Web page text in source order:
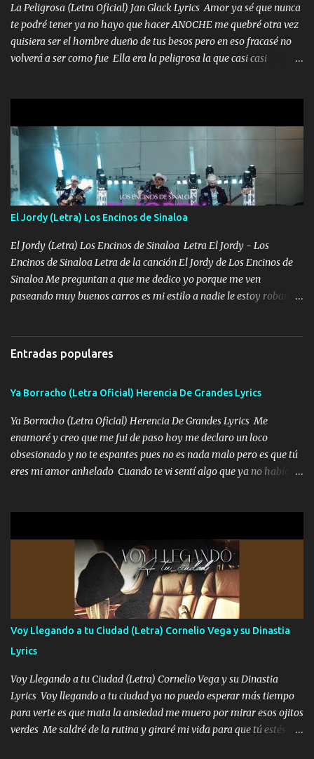
La Peligrosa (Letra Oficial) Jan Glack Lyrics Amor ya sé que nunca
te podré tener ya no hayo que hacer ANOCHE me quebré otra vez
quisiera ser el hombre dueño de tus besos pero en eso fracasé no
volverá a ser como fue Ella era la peligrosa la que casi casi
Música Amar me duele estoy rodeado de mujeres pero solo
quieren billetes y yo que solo ocupo verte Recuerdo echábamos
pasión en la troca tus labios besándome yo quitándote la ropa no
quiero que sea nunca con otra yo quiero llevarte a la Luna y si
quieres en ese momento te pido que seas mi esposa Chingada
madre no quiero dejar de tenerte no ayuda la p'uta loquera y al
chile quisiera ser menos de ti dependiente la pinche tristeza me
encierra princesa tu sabes que nunca saldras de mi mente Ella era
la peligro...
El Jordy (Letra) Los Encinos de Sinaloa
El Jordy (Letra) Los Encinos de Sinaloa Letra El Jordy - Los
Encinos de Sinaloa Letra de la canción El Jordy de Los Encinos de
Sinaloa Me preguntan a que me dedico yo porque me ven
paseando muy buenos carros es mi estilo a nadie le estoy robando
miraban trabajando la escuela dejé el dinero estaba escaso Mi
familia que nunca les falte nada es la gran razón que a diario me
mi esposa no se ra'ja Música Me rodearon y la puerta me
tumbaron prisionero en caliente me llevaron me achacaba cargos
que estaban muy raros me gritaba a donde tienes el clavo Yo me
enfiesto me gusta vivir en grande más me cuido me gusta ser
responsable hay rateros envidiosos que no falten mi dios es grande
me cuida de las maldades Pa el equipo aquí le mando un abrazo
Entradas populares
Ya Borracho (Letra Oficial) Herencia De Grandes Lyrics
Ya Borracho (Letra Oficial) Herencia De Grandes Lyrics Me
enamoré y creo que me fui de paso hoy me declaro un loco
obsesionado y no te espantes pues no es nada malo pero es que tú
eres mi amor anhelado Cuando te vi sentí algo que ya no había
cariño de mi alma Que pa febrero vendré frente a ti con mis
preguntas y digas que sí hacernos novios y verte feliz y muy
contenta como yo por ti Música Pregúntame qué es lo que me
enamora pa describirte unas cuantas horas también pregunta que
quiero contigo que seas dichosa al estar conmigo Y ya borracho
contéstame la llamada pa dedicarte unas bonitas palabras así
borracho me animo a decirte todo y puedo describirlo mucho que
me encantes Decirte que me siento muy feliz y emocionado por
tenerte aquí espero que quiera...
Voy Llegando a tu Ciudad (Letra) Cornelio Vega y su Dinastia
Lyrics
Voy Llegando a tu Ciudad (Letra) Cornelio Vega y su Dinastia
Lyrics Voy llegando a tu ciudad ya no puedo esperar más tiempo
para verte es que mata la ansiedad me muero por mirar esos ojitos
verdes Me saldré de la rutina y giraré mi vida para que tú estés en